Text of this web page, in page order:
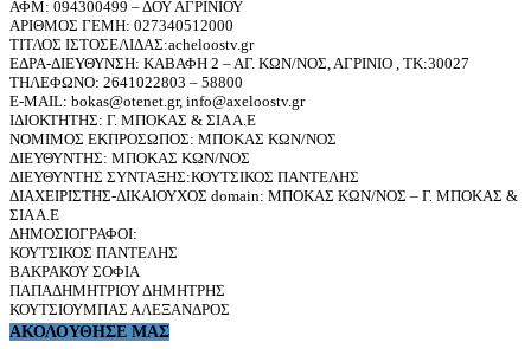
ΑΦΜ: 094300499 – ΔΟΥ ΑΓΡΙΝΙΟΥ
ΑΡΙΘΜΟΣ ΓΕΜΗ: 027340512000
ΤΙΤΛΟΣ ΙΣΤΟΣΕΛΙΔΑΣ:acheloostv.gr
ΕΔΡΑ-ΔΙΕΥΘΥΝΣΗ: ΚΑΒΑΦΗ 2 – ΑΓ. ΚΩΝ/ΝΟΣ, ΑΓΡΙΝΙΟ , ΤΚ:30027
ΤΗΛΕΦΩΝΟ: 2641022803 – 58800
E-MAIL: bokas@otenet.gr, info@axeloostv.gr
ΙΔΙΟΚΤΗΤΗΣ: Γ. ΜΠΟΚΑΣ & ΣΙΑ Α.Ε
ΝΟΜΙΜΟΣ ΕΚΠΡΟΣΩΠΟΣ: ΜΠΟΚΑΣ ΚΩΝ/ΝΟΣ
ΔΙΕΥΘΥΝΤΗΣ: ΜΠΟΚΑΣ ΚΩΝ/ΝΟΣ
ΔΙΕΥΘΥΝΤΗΣ ΣΥΝΤΑΞΗΣ:ΚΟΥΤΣΙΚΟΣ ΠΑΝΤΕΛΗΣ
ΔΙΑΧΕΙΡΙΣΤΗΣ-ΔΙΚΑΙΟΥΧΟΣ domain: ΜΠΟΚΑΣ ΚΩΝ/ΝΟΣ – Γ. ΜΠΟΚΑΣ &
ΣΙΑ Α.Ε
ΔΗΜΟΣΙΟΓΡΑΦΟΙ:
ΚΟΥΤΣΙΚΟΣ ΠΑΝΤΕΛΗΣ
ΒΑΚΡΑΚΟΥ ΣΟΦΙΑ
ΠΑΠΑΔΗΜΗΤΡΙΟΥ ΔΗΜΗΤΡΗΣ
ΚΟΥΤΣΙΟΥΜΠΑΣ ΑΛΕΞΑΝΔΡΟΣ
ΑΚΟΛΟΥΘΗΣΕ ΜΑΣ